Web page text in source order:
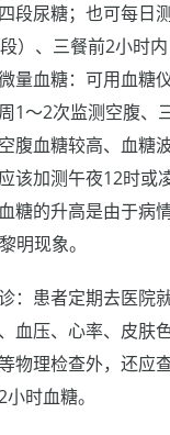
段尿糖；也可每日
）、三餐前2小时
量血糖：可用血糖
1～2次监测空腹、
腹血糖较高、血糖
该加测午夜12时或
糖的升高是由于病情
明现象。
：患者定期去医院
血压、心率、皮肤
物理检查外，还应
时血糖。